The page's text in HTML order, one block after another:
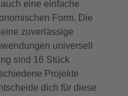
eine einfache
Form. Die
zuverlässige
universell
sind 16 Stück
Projekte
dich für diese